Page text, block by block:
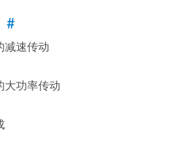
#
减速传动
大功率传动